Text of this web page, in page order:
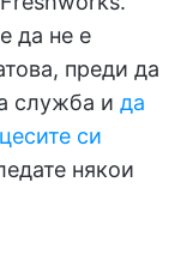
да не е
преди да
служба и да
си
някои